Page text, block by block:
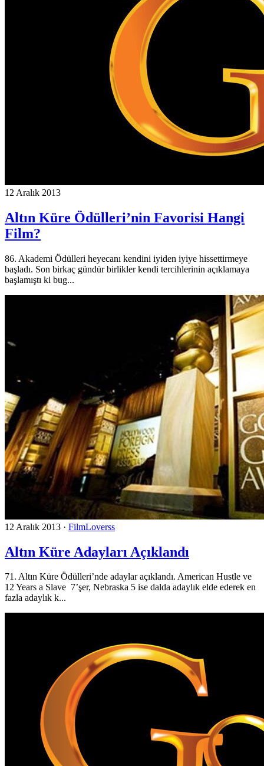
12 Aralık 2013
Altın Küre Ödülleri’nin Favorisi Hangi
Film?
86. Akademi Ödülleri heyecanı kendini iyiden iyiye hissettirmeye
başladı. Son birkaç gündür birlikler kendi tercihlerinin açıklamaya
başlamıştı ki bug...
12 Aralık 2013 · FilmLoverss
Altın Küre Adayları Açıklandı
71. Altın Küre Ödülleri’nde adaylar açıklandı. American Hustle ve
12 Years a Slave 7’şer, Nebraska 5 ise dalda adaylık elde ederek en
fazla adaylık k...